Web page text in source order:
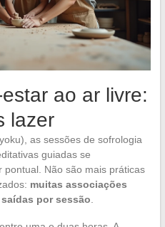
ao ar livre:
lazer
as sessões de sofrologia
guiadas se
Não são mais práticas
muitas associações
por sessão.